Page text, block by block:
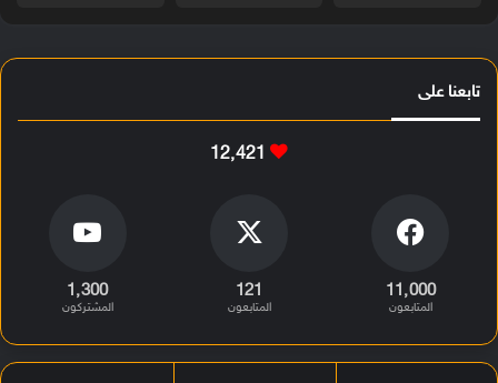
تابعنا على
12٬421
11٬000
المتابعون
121
المتابعون
1٬300
المشتركون